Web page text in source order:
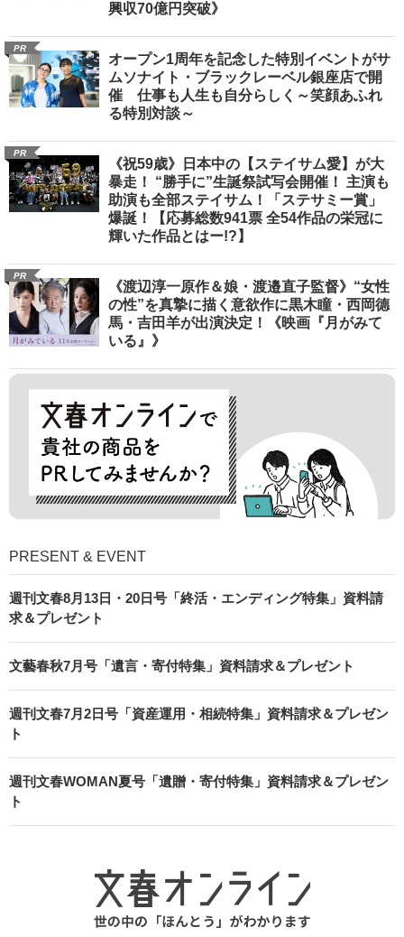
興収70億円突破》
PR
オープン1周年を記念した特別イベントがサ
ムソナイト・ブラックレーベル銀座店で開
催 仕事も人生も自分らしく～笑顔あふれ
る特別対談～
PR
《祝59歳》日本中の【ステイサム愛】が大
暴走！ “勝手に”生誕祭試写会開催！ 主演も
助演も全部ステイサム！「ステサミー賞」
爆誕！【応募総数941票 全54作品の栄冠に
輝いた作品とはー!?】
PR
《渡辺淳一原作＆娘・渡邉直子監督》“女性
の性”を真摯に描く意欲作に黒木瞳・西岡德
馬・吉田羊が出演決定！《映画『月がみて
いる』》
PRESENT & EVENT
週刊文春8月13日・20日号「終活・エンディング特集」資料請
求＆プレゼント
文藝春秋7月号「遺言・寄付特集」資料請求＆プレゼント
週刊文春7月2日号「資産運用・相続特集」資料請求＆プレゼン
ト
週刊文春WOMAN夏号「遺贈・寄付特集」資料請求＆プレゼン
ト